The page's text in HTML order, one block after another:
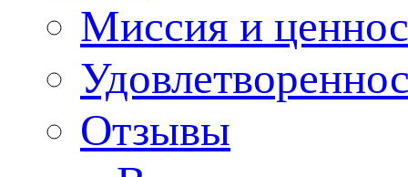
Миссия и
Отзывы